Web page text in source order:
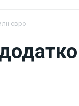
євро